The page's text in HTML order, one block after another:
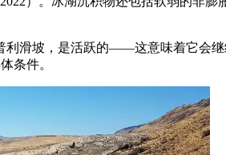
滑坡，是活跃的——这意味着它会
条件。